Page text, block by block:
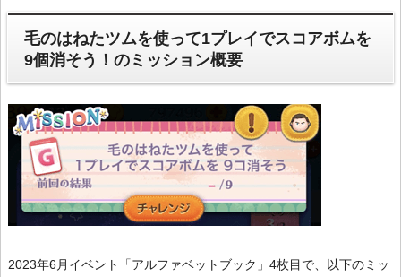
毛のはねたツムを使って1プレイでスコアボムを
9個消そう！のミッション概要
2023年6月イベント「アルファベットブック」4枚目で、以下のミッ